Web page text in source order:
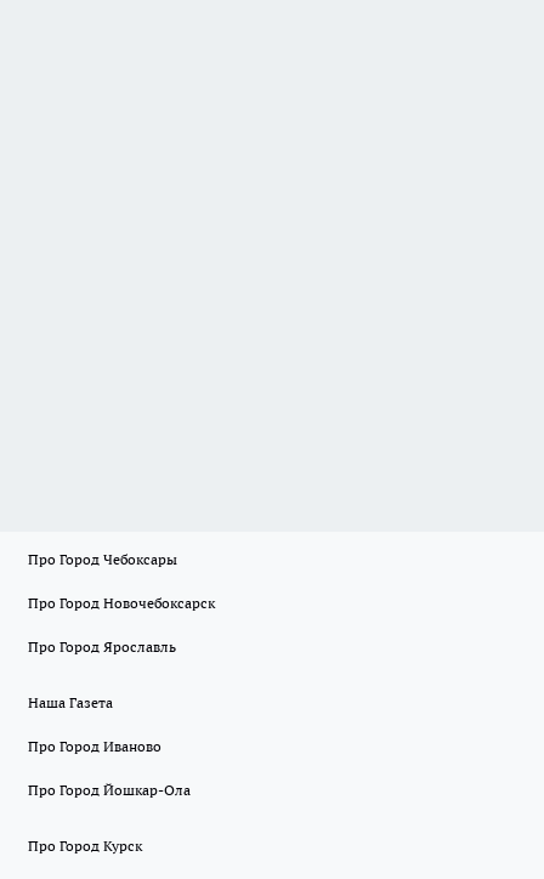
Про Город Чебоксары
Про Город Новочебоксарск
Про Город Ярославль
Наша Газета
Про Город Иваново
Про Город Йошкар-Ола
Про Город Курск